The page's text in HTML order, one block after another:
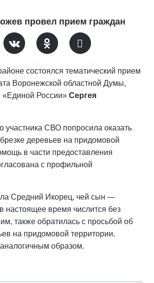
провел прием граждан
состоялся тематический прием
Воронежской областной Думы,
«Единой России» Сергея
участника СВО попросила оказать
деревьев на придомовой
в части предоставления
с профильной
Средний Икорец, чей сын —
настоящее время числится без
также обратилась с просьбой об
на придомовой территории.
образом.